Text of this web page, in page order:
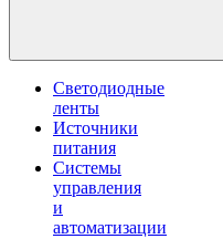
Светодиодные
ленты
Источники
питания
Системы
управления
и
автоматизации